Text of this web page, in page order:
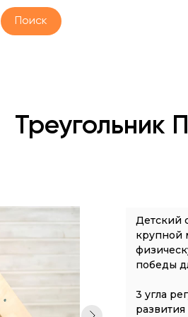
Бесплатный
Поиск
Треугольник
Размер:
Детский
крупной
победы
3 угла